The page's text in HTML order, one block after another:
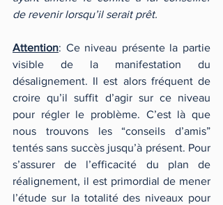
de revenir lorsqu’il serait prêt.
Attention: Ce niveau présente la partie
visible de la manifestation du
désalignement. Il est alors fréquent de
croire qu’il suffit d’agir sur ce niveau
pour régler le problème. C’est là que
nous trouvons les “conseils d’amis”
tentés sans succès jusqu’à présent. Pour
s’assurer de l’efficacité du plan de
réalignement, il est primordial de mener
l’étude sur la totalité des niveaux pour